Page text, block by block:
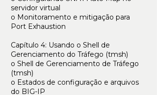
servidor virtual
o Monitoramento e mitigação para
Port Exhaustion
Capítulo 4: Usando o Shell de
Gerenciamento do Tráfego (tmsh)
o Shell de Gerenciamento de Tráfego
(tmsh)
o Estados de configuração e arquivos
do BIG-IP